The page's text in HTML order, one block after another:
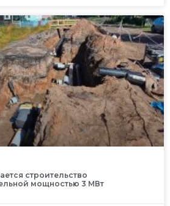
строительство
мощностью 3 МВт